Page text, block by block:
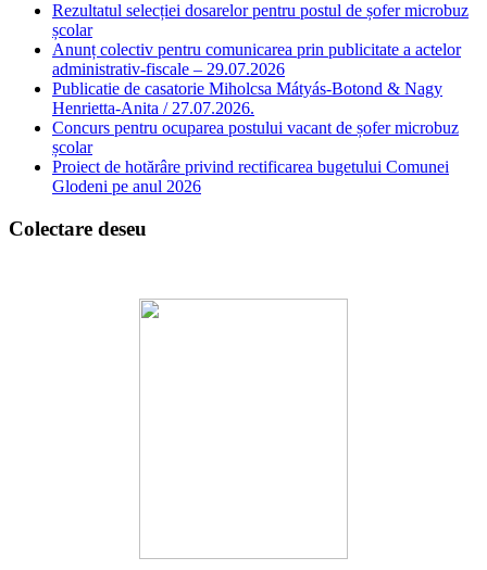
Rezultatul selecției dosarelor pentru postul de șofer microbuz
școlar
Anunț colectiv pentru comunicarea prin publicitate a actelor
administrativ-fiscale – 29.07.2026
Publicatie de casatorie Miholcsa Mátyás-Botond & Nagy
Henrietta-Anita / 27.07.2026.
Concurs pentru ocuparea postului vacant de șofer microbuz
școlar
Proiect de hotărâre privind rectificarea bugetului Comunei
Glodeni pe anul 2026
Colectare deseu